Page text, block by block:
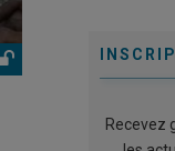
Recevez